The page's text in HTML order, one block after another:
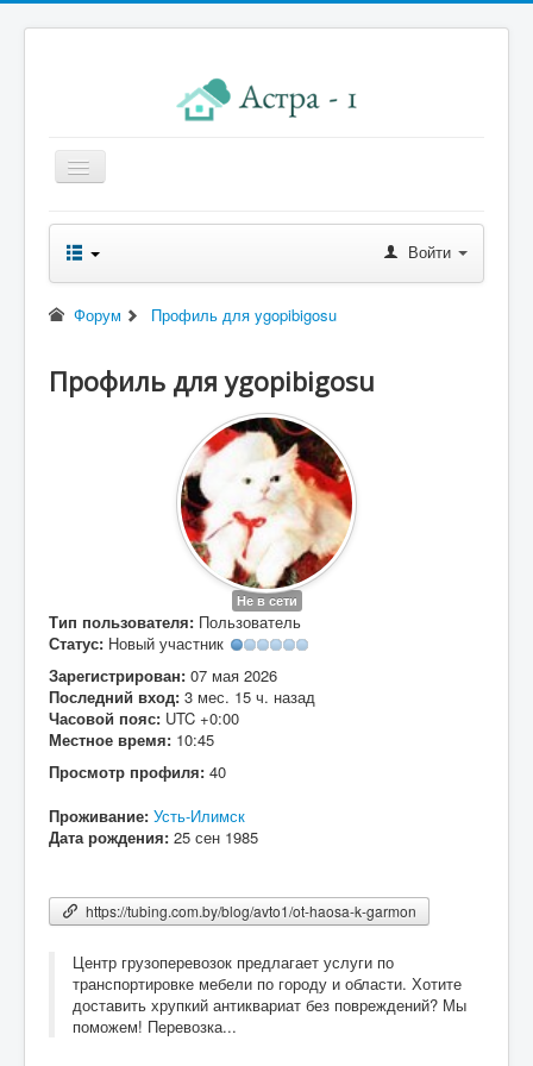
Главная
Новости правления
Начисления к оплате
Реквизиты
Войти
Форум Профиль для ygopibigosu
Профиль для ygopibigosu
Не в сети
Тип пользователя: Пользователь
Статус: Новый участник
Зарегистрирован: 07 мая 2026
Последний вход: 3 мес. 15 ч. назад
Часовой пояс: UTC +0:00
Местное время: 10:45
Просмотр профиля: 40
Проживание: Усть-Илимск
Дата рождения: 25 сен 1985
https://tubing.com.by/blog/avto1/ot-haosa-k-garmon
Центр грузоперевозок предлагает услуги по
транспортировке мебели по городу и области. Хотите
доставить хрупкий антиквариат без повреждений? Мы
поможем! Перевозка...